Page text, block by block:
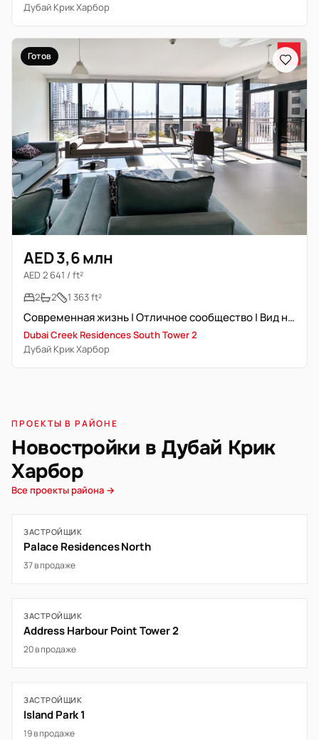
Дубай Крик Харбор
Готов
AED 3,6 млн
AED 2 641 / ft²
2
2 1 363 ft²
Современная жизнь | Отличное сообщество | Вид на Крик
Dubai Creek Residences South Tower 2
Дубай Крик Харбор
ПРОЕКТЫ В РАЙОНЕ
Новостройки в Дубай Крик
Харбор
Все проекты района →
ЗАСТРОЙЩИК
Palace Residences North
37 в продаже
ЗАСТРОЙЩИК
Address Harbour Point Tower 2
20 в продаже
ЗАСТРОЙЩИК
Island Park 1
19 в продаже